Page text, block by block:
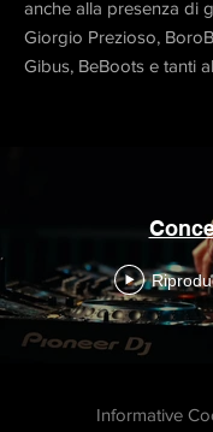
anche alla presenza di
Giorgio Prezioso,
Gibus, BeBoots e tanti
Informative